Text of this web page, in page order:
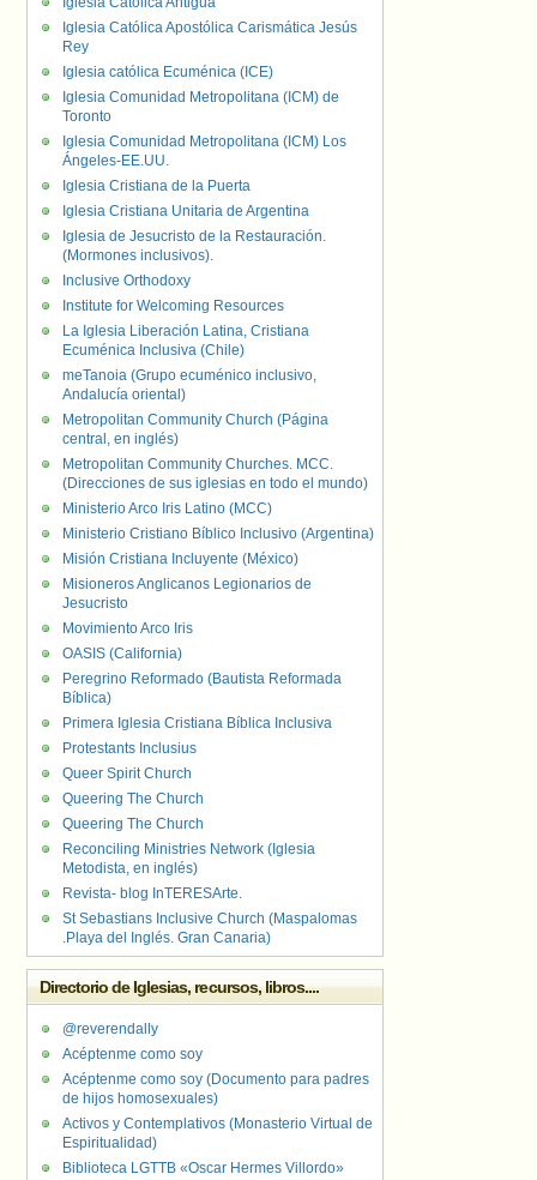
Iglesia Católica Apostólica Carismática Jesús
Rey
Iglesia católica Ecuménica (ICE)
Iglesia Comunidad Metropolitana (ICM) de
Toronto
Iglesia Comunidad Metropolitana (ICM) Los
Ángeles-EE.UU.
Iglesia Cristiana de la Puerta
Iglesia Cristiana Unitaria de Argentina
Iglesia de Jesucristo de la Restauración.
(Mormones inclusivos).
Inclusive Orthodoxy
Institute for Welcoming Resources
La Iglesia Liberación Latina, Cristiana
Ecuménica Inclusiva (Chile)
meTanoia (Grupo ecuménico inclusivo,
Andalucía oriental)
Metropolitan Community Church (Página
central, en inglés)
Metropolitan Community Churches. MCC.
(Direcciones de sus iglesias en todo el mundo)
Ministerio Arco Iris Latino (MCC)
Ministerio Cristiano Bíblico Inclusivo (Argentina)
Misión Cristiana Incluyente (México)
Misioneros Anglicanos Legionarios de
Jesucristo
Movimiento Arco Iris
OASIS (California)
Peregrino Reformado (Bautista Reformada
Bíblica)
Primera Iglesia Cristiana Bíblica Inclusiva
Protestants Inclusius
Queer Spirit Church
Queering The Church
Queering The Church
Reconciling Ministries Network (Iglesia
Metodista, en inglés)
Revista- blog InTERESArte.
St Sebastians Inclusive Church (Maspalomas
.Playa del Inglés. Gran Canaria)
Directorio de Iglesias, recursos, libros....
@reverendally
Acéptenme como soy
Acéptenme como soy (Documento para padres
de hijos homosexuales)
Activos y Contemplativos (Monasterio Virtual de
Espiritualidad)
Biblioteca LGTTB «Oscar Hermes Villordo»